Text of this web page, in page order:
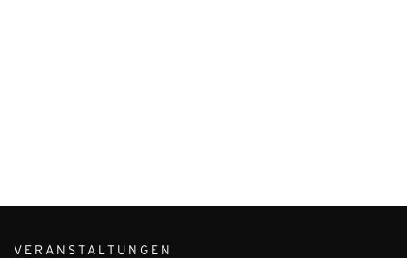
VERANSTALTUNGEN